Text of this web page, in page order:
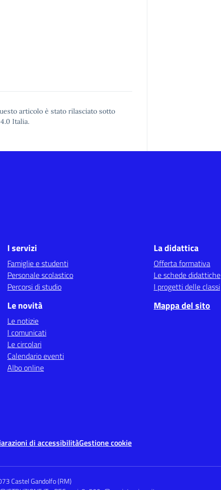
articolo è stato rilasciato sotto
Italia.
I servizi
Famiglie e studenti
Personale scolastico
Percorsi di studio
Le novità
Le notizie
I comunicati
Le circolari
Calendario eventi
Albo online
La didattica
Offerta formativa
Le schede didattiche
I progetti delle classi
Mappa del sito
di accessibilitàGestione cookie
Castel Gandolfo (RM)